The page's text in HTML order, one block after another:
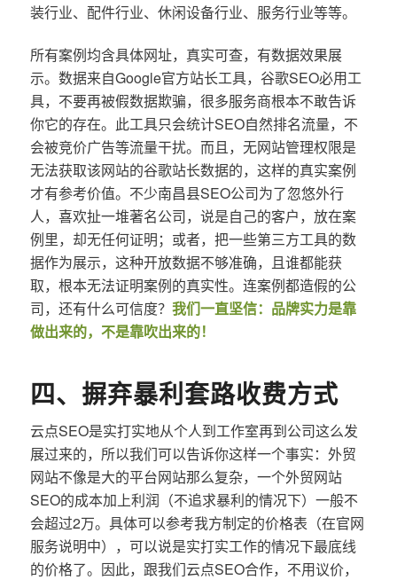
装行业、配件行业、休闲设备行业、服务行业等等。
所有案例均含具体网址，真实可查，有数据效果展
示。数据来自Google官方站长工具，谷歌SEO必用工
具，不要再被假数据欺骗，很多服务商根本不敢告诉
你它的存在。此工具只会统计SEO自然排名流量，不
会被竞价广告等流量干扰。而且，无网站管理权限是
无法获取该网站的谷歌站长数据的，这样的真实案例
才有参考价值。不少南昌县SEO公司为了忽悠外行
人，喜欢扯一堆著名公司，说是自己的客户，放在案
例里，却无任何证明；或者，把一些第三方工具的数
据作为展示，这种开放数据不够准确，且谁都能获
取，根本无法证明案例的真实性。连案例都造假的公
司，还有什么可信度？ 我们一直坚信：品牌实力是靠
做出来的，不是靠吹出来的！
四、摒弃暴利套路收费方式
云点SEO是实打实地从个人到工作室再到公司这么发
展过来的，所以我们可以告诉你这样一个事实：外贸
网站不像是大的平台网站那么复杂，一个外贸网站
SEO的成本加上利润（不追求暴利的情况下）一般不
会超过2万。具体可以参考我方制定的价格表（在官网
服务说明中），可以说是实打实工作的情况下最底线
的价格了。因此，跟我们云点SEO合作，不用议价，